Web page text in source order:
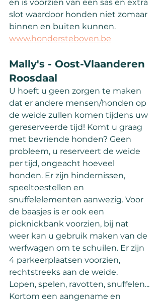
en is voorzien van een sas en extra
slot waardoor honden niet zomaar
binnen en buiten kunnen.
www.hondersteboven.be
Mally's - Oost-Vlaanderen
Roosdaal
U hoeft u geen zorgen te maken
dat er andere mensen/honden op
de weide zullen komen tijdens uw
gereserveerde tijd! Komt u graag
met bevriende honden? Geen
probleem, u reserveert de weide
per tijd, ongeacht hoeveel
honden. Er zijn hindernissen,
speeltoestellen en
snuffelelementen aanwezig. Voor
de baasjes is er ook een
picknickbank voorzien, bij nat
weer kan u gebruik maken van de
werfwagen om te schuilen. Er zijn
4 parkeerplaatsen voorzien,
rechtstreeks aan de weide.
Lopen, spelen, ravotten, snuffelen...
Kortom een aangename en